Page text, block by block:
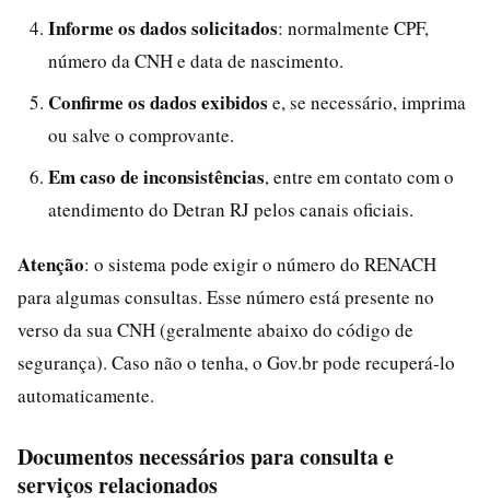
Informe os dados solicitados: normalmente CPF,
número da CNH e data de nascimento.
Confirme os dados exibidos e, se necessário, imprima
ou salve o comprovante.
Em caso de inconsistências, entre em contato com o
atendimento do Detran RJ pelos canais oficiais.
Atenção: o sistema pode exigir o número do RENACH
para algumas consultas. Esse número está presente no
verso da sua CNH (geralmente abaixo do código de
segurança). Caso não o tenha, o Gov.br pode recuperá-lo
automaticamente.
Documentos necessários para consulta e
serviços relacionados